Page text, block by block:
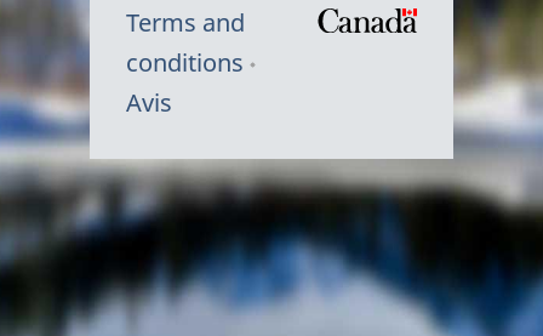
Terms and
conditions
Avis
Symbole
du
Canada